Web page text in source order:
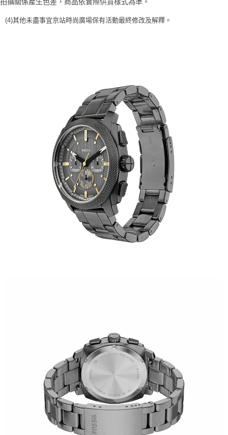
請求用戶進行身份認證。
恩沛科技股份有限公司將有權停止該用戶之使用額度並採取法律行動。
拍攝關係產生色差，商品依實際供貨樣式為準。
(4)其他未盡事宜京站時尚廣場保有活動最終修改及解釋 。